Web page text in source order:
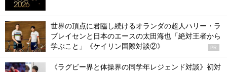
世界の頂点に君臨し続けるオランダの超人ハリー・ラ
ブレイセンと日本のエースの太田海也「絶対王者から
学ぶこと」《ケイリン国際対談②》
PR
《ラグビー界と体操界の同学年レジェンド対談》初対